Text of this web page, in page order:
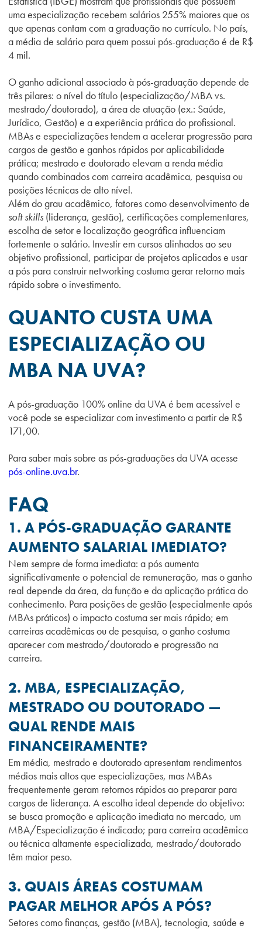
uma especialização recebem salários 255% maiores que os
que apenas contam com a graduação no currículo. No país,
a média de salário para quem possui pós-graduação é de R$
4 mil.
O ganho adicional associado à pós-graduação depende de
três pilares: o nível do título (especialização/MBA vs.
mestrado/doutorado), a área de atuação (ex.: Saúde,
Jurídico, Gestão) e a experiência prática do profissional.
MBAs e especializações tendem a acelerar progressão para
cargos de gestão e ganhos rápidos por aplicabilidade
prática; mestrado e doutorado elevam a renda média
quando combinados com carreira acadêmica, pesquisa ou
posições técnicas de alto nível.
Além do grau acadêmico, fatores como desenvolvimento de
soft skills (liderança, gestão), certificações complementares,
escolha de setor e localização geográfica influenciam
fortemente o salário. Investir em cursos alinhados ao seu
objetivo profissional, participar de projetos aplicados e usar
a pós para construir networking costuma gerar retorno mais
rápido sobre o investimento.
QUANTO CUSTA UMA
ESPECIALIZAÇÃO OU
MBA NA UVA?
A pós-graduação 100% online da UVA é bem acessível e
você pode se especializar com investimento a partir de R$
171,00.
Para saber mais sobre as pós-graduações da UVA acesse
pós-online.uva.br.
FAQ
1. A PÓS-GRADUAÇÃO GARANTE
AUMENTO SALARIAL IMEDIATO?
Nem sempre de forma imediata: a pós aumenta
significativamente o potencial de remuneração, mas o ganho
real depende da área, da função e da aplicação prática do
conhecimento. Para posições de gestão (especialmente após
MBAs práticos) o impacto costuma ser mais rápido; em
carreiras acadêmicas ou de pesquisa, o ganho costuma
aparecer com mestrado/doutorado e progressão na
carreira.
2. MBA, ESPECIALIZAÇÃO,
MESTRADO OU DOUTORADO —
QUAL RENDE MAIS
FINANCEIRAMENTE?
Em média, mestrado e doutorado apresentam rendimentos
médios mais altos que especializações, mas MBAs
frequentemente geram retornos rápidos ao preparar para
cargos de liderança. A escolha ideal depende do objetivo:
se busca promoção e aplicação imediata no mercado, um
MBA/Especialização é indicado; para carreira acadêmica
ou técnica altamente especializada, mestrado/doutorado
têm maior peso.
3. QUAIS ÁREAS COSTUMAM
PAGAR MELHOR APÓS A PÓS?
Setores como finanças, gestão (MBA), tecnologia, saúde e